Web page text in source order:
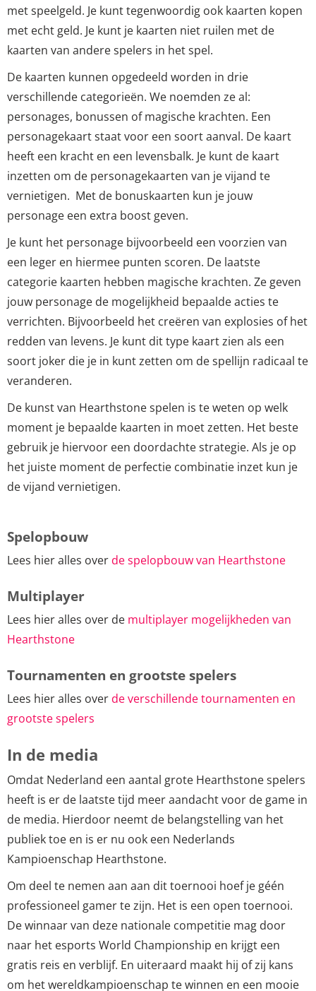
met speelgeld. Je kunt tegenwoordig ook kaarten kopen
met echt geld. Je kunt je kaarten niet ruilen met de
kaarten van andere spelers in het spel.
De kaarten kunnen opgedeeld worden in drie
verschillende categorieën. We noemden ze al:
personages, bonussen of magische krachten. Een
personagekaart staat voor een soort aanval. De kaart
heeft een kracht en een levensbalk. Je kunt de kaart
inzetten om de personagekaarten van je vijand te
vernietigen. Met de bonuskaarten kun je jouw
personage een extra boost geven.
Je kunt het personage bijvoorbeeld een voorzien van
een leger en hiermee punten scoren. De laatste
categorie kaarten hebben magische krachten. Ze geven
jouw personage de mogelijkheid bepaalde acties te
verrichten. Bijvoorbeeld het creëren van explosies of het
redden van levens. Je kunt dit type kaart zien als een
soort joker die je in kunt zetten om de spellijn radicaal te
veranderen.
De kunst van Hearthstone spelen is te weten op welk
moment je bepaalde kaarten in moet zetten. Het beste
gebruik je hiervoor een doordachte strategie. Als je op
het juiste moment de perfectie combinatie inzet kun je
de vijand vernietigen.
Spelopbouw
Lees hier alles overde spelopbouw van Hearthstone
Multiplayer
Lees hier alles over de multiplayer mogelijkheden van
Hearthstone
Tournamenten en grootste spelers
Lees hier alles overde verschillende tournamenten en
grootste spelers
In de media
Omdat Nederland een aantal grote Hearthstone spelers
heeft is er de laatste tijd meer aandacht voor de game in
de media. Hierdoor neemt de belangstelling van het
publiek toe en is er nu ook een Nederlands
Kampioenschap Hearthstone.
Om deel te nemen aan aan dit toernooi hoef je géén
professioneel gamer te zijn. Het is een open toernooi.
De winnaar van deze nationale competitie mag door
naar het esports World Championship en krijgt een
gratis reis en verblijf. En uiteraard maakt hij of zij kans
om het wereldkampioenschap te winnen en een mooie